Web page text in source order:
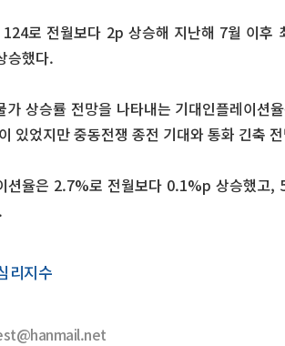
124로 전월보다 2p 상승해 지난해 7월 이후
승했다.
가 상승률 전망을 나타내는 기대인플레이션
있었지만 중동전쟁 종전 기대와 통화 긴축
션율은 2.7%로 전월보다 0.1%p 상승했고,
리지수